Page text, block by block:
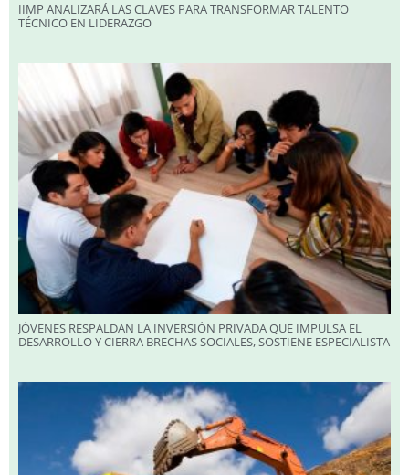
IIMP ANALIZARÁ LAS CLAVES PARA TRANSFORMAR TALENTO
TÉCNICO EN LIDERAZGO
JÓVENES RESPALDAN LA INVERSIÓN PRIVADA QUE IMPULSA EL
DESARROLLO Y CIERRA BRECHAS SOCIALES, SOSTIENE ESPECIALISTA